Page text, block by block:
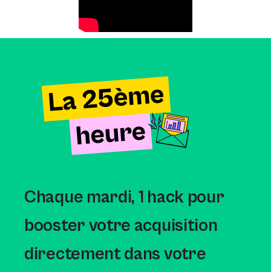
Chaque mardi, 1 hack pour
booster votre acquisition
directement dans votre